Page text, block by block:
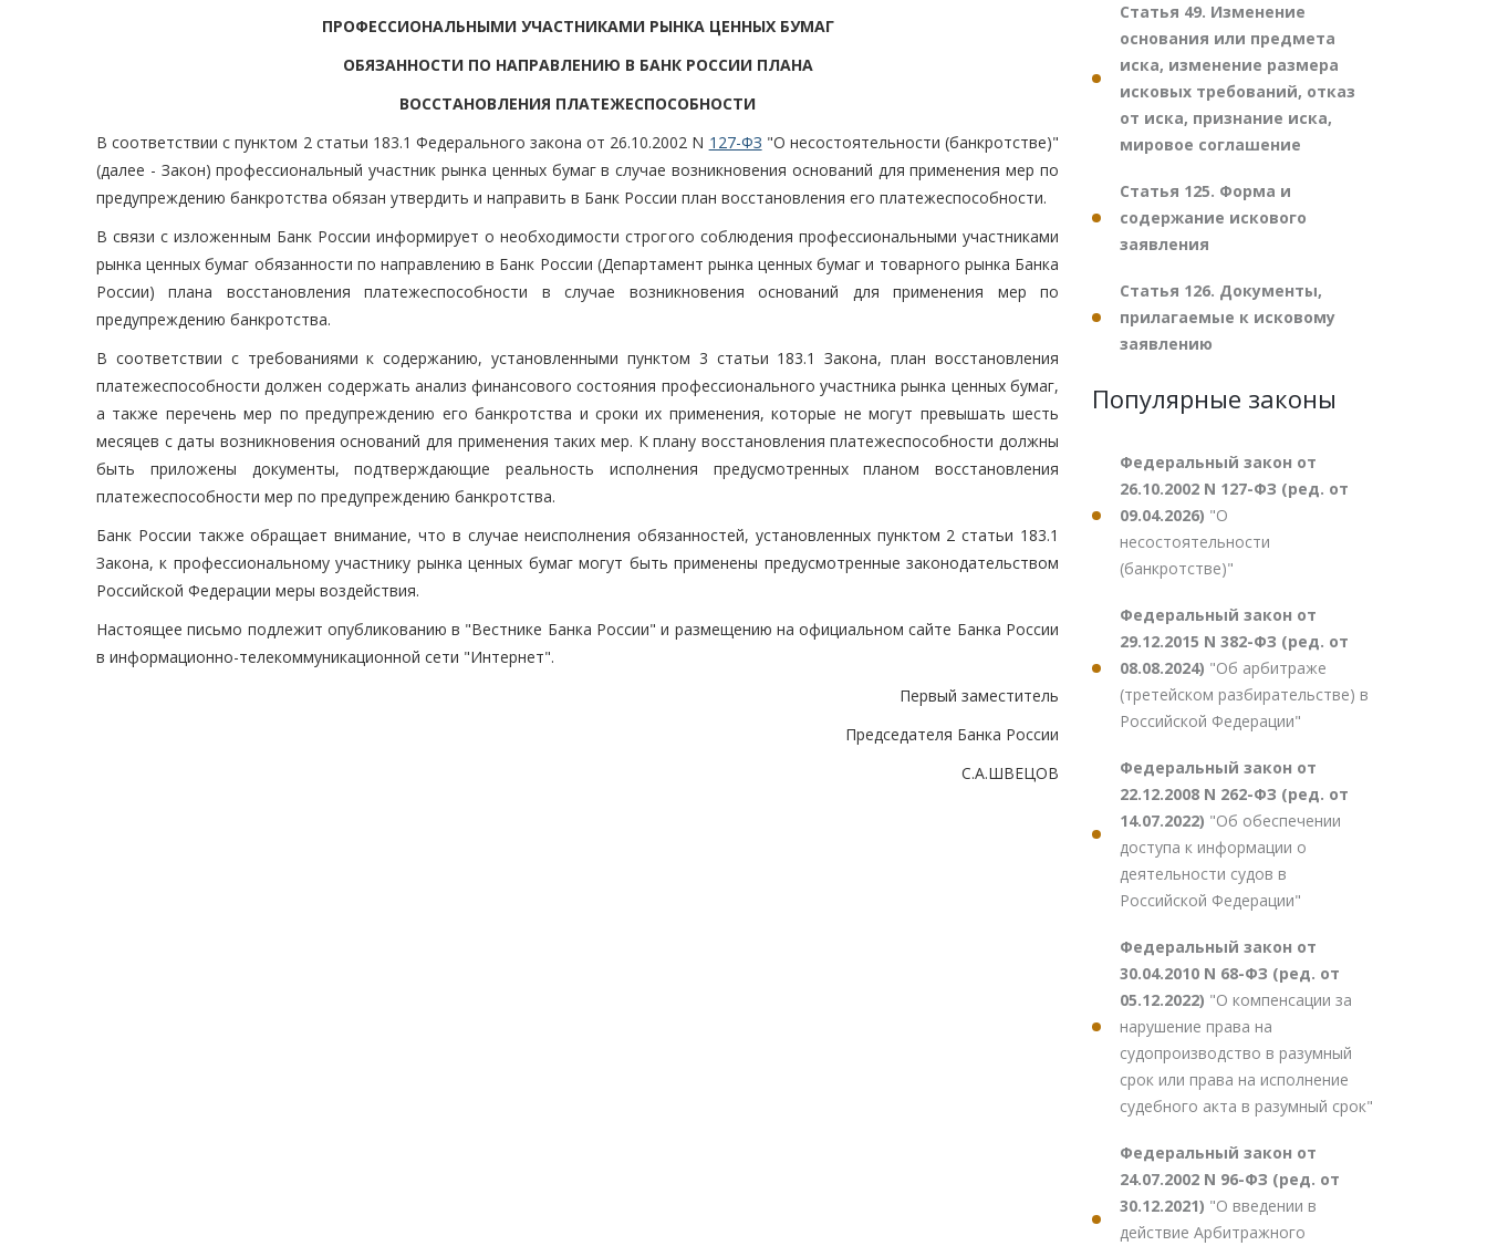
ПРОФЕССИОНАЛЬНЫМИ УЧАСТНИКАМИ РЫНКА ЦЕННЫХ БУМАГ
ОБЯЗАННОСТИ ПО НАПРАВЛЕНИЮ В БАНК РОССИИ ПЛАНА
ВОССТАНОВЛЕНИЯ ПЛАТЕЖЕСПОСОБНОСТИ
В соответствии с пунктом 2 статьи 183.1 Федерального закона от 26.10.2002 N 127-ФЗ "О несостоятельности (банкротстве)"
(далее - Закон) профессиональный участник рынка ценных бумаг в случае возникновения оснований для применения мер по
предупреждению банкротства обязан утвердить и направить в Банк России план восстановления его платежеспособности.
В связи с изложенным Банк России информирует о необходимости строгого соблюдения профессиональными участниками
рынка ценных бумаг обязанности по направлению в Банк России (Департамент рынка ценных бумаг и товарного рынка Банка
России) плана восстановления платежеспособности в случае возникновения оснований для применения мер по
предупреждению банкротства.
В соответствии с требованиями к содержанию, установленными пунктом 3 статьи 183.1 Закона, план восстановления
платежеспособности должен содержать анализ финансового состояния профессионального участника рынка ценных бумаг,
а также перечень мер по предупреждению его банкротства и сроки их применения, которые не могут превышать шесть
месяцев с даты возникновения оснований для применения таких мер. К плану восстановления платежеспособности должны
быть приложены документы, подтверждающие реальность исполнения предусмотренных планом восстановления
платежеспособности мер по предупреждению банкротства.
Банк России также обращает внимание, что в случае неисполнения обязанностей, установленных пунктом 2 статьи 183.1
Закона, к профессиональному участнику рынка ценных бумаг могут быть применены предусмотренные законодательством
Российской Федерации меры воздействия.
Настоящее письмо подлежит опубликованию в "Вестнике Банка России" и размещению на официальном сайте Банка России
в информационно-телекоммуникационной сети "Интернет".
Первый заместитель
Председателя Банка России
С.А.ШВЕЦОВ
Статья 49. Изменение
основания или предмета
иска, изменение размера
исковых требований, отказ
от иска, признание иска,
мировое соглашение
Статья 125. Форма и
содержание искового
заявления
Статья 126. Документы,
прилагаемые к исковому
заявлению
Популярные законы
Федеральный закон от
26.10.2002 N 127-ФЗ (ред. от
09.04.2026) "О
несостоятельности
(банкротстве)"
Федеральный закон от
29.12.2015 N 382-ФЗ (ред. от
08.08.2024) "Об арбитраже
(третейском разбирательстве) в
Российской Федерации"
Федеральный закон от
22.12.2008 N 262-ФЗ (ред. от
14.07.2022) "Об обеспечении
доступа к информации о
деятельности судов в
Российской Федерации"
Федеральный закон от
30.04.2010 N 68-ФЗ (ред. от
05.12.2022) "О компенсации за
нарушение права на
судопроизводство в разумный
срок или права на исполнение
судебного акта в разумный срок"
Федеральный закон от
24.07.2002 N 96-ФЗ (ред. от
30.12.2021) "О введении в
действие Арбитражного